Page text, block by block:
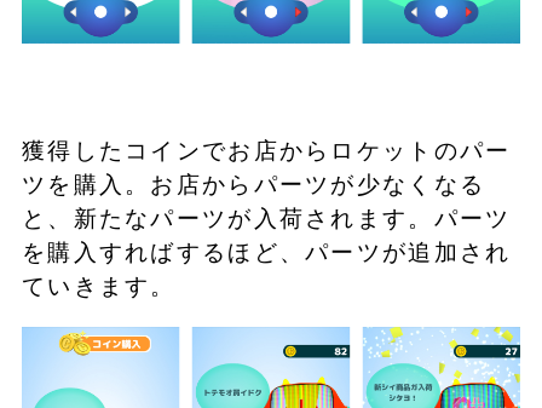
獲得したコインでお店からロケットのパー
ツを購入。お店からパーツが少なくなる
と、新たなパーツが入荷されます。パーツ
を購入すればするほど、パーツが追加され
ていきます。